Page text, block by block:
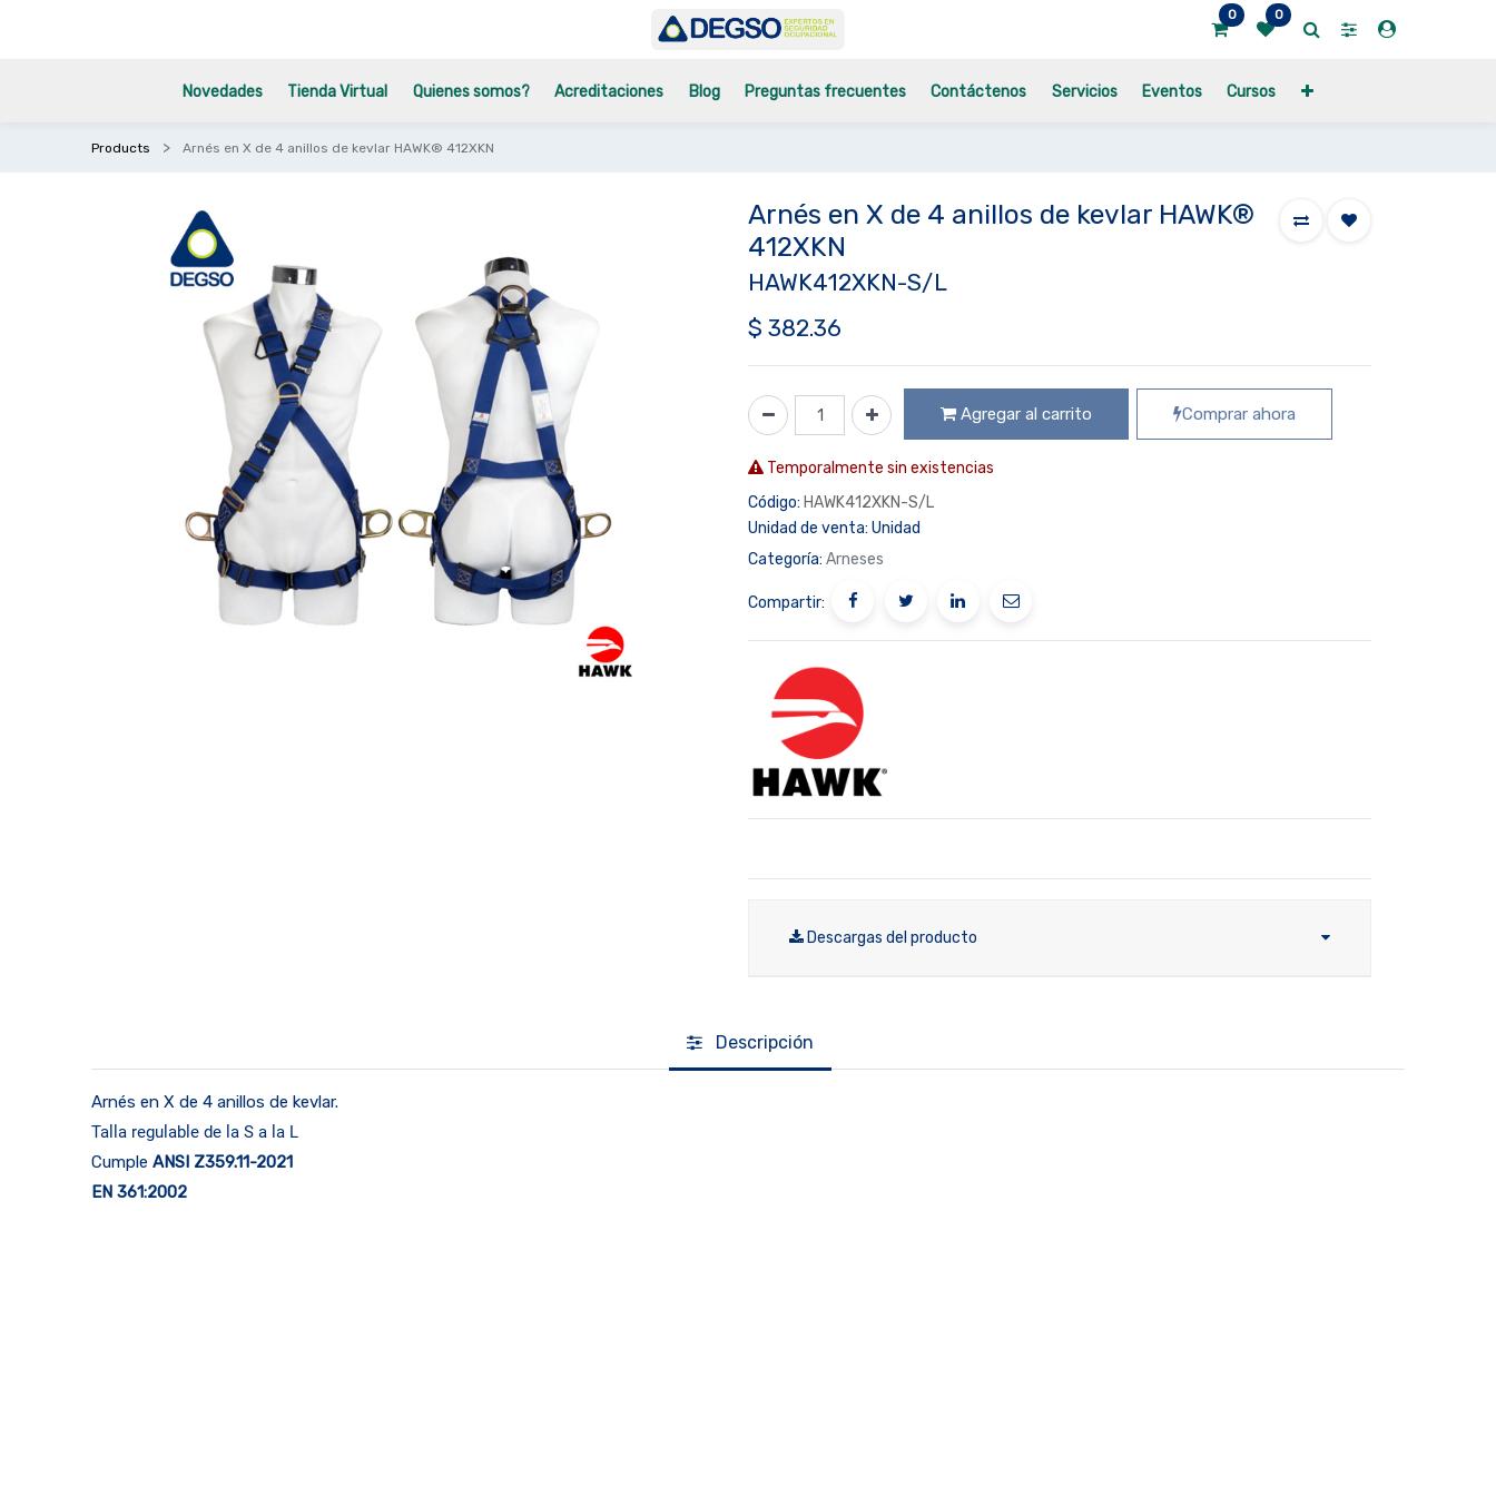
0 0
Novedades Tienda Virtual Quienes somos? Acreditaciones Blog Preguntas frecuentes Contáctenos Servicios Eventos Cursos
Products Arnés en X de 4 anillos de kevlar HAWK® 412XKN
Arnés en X de 4 anillos de kevlar HAWK®
412XKN
HAWK412XKN-S/L
$ 382.36
Agregar al carrito Comprar ahora
Temporalmente sin existencias
Código: HAWK412XKN-S/L
Unidad de venta: Unidad
Categoría: Arneses
Compartir:
Descargas del producto
Descripción
Arnés en X de 4 anillos de kevlar.
Talla regulable de la S a la L
Cumple ANSI Z359.11-2021
EN 361:2002